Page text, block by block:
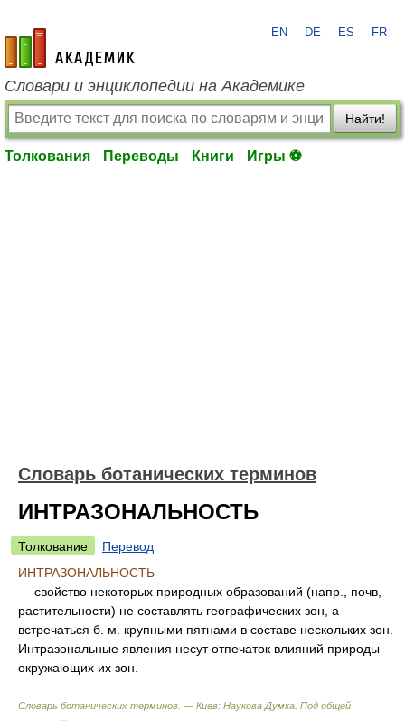
academic.ru
EN DE ES FR
Словари и энциклопедии на Академике
Найти!
Толкования Переводы Книги Игры ⚽
Словарь ботанических терминов
ИНТРАЗОНАЛЬНОСТЬ
Толкование
Перевод
ИНТРАЗОНАЛЬНОСТЬ
— свойство некоторых природных образований (напр., почв,
растительности) не составлять географических зон, а
встречаться б. м. крупными пятнами в составе нескольких зон.
Интразональные явления несут отпечаток влияний природы
окружающих их зон.
Словарь ботанических терминов. — Киев: Наукова Думка Под общей